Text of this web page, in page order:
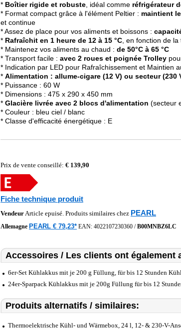
* Boîtier rigide et robuste , idéal comme réfrigérateur
* Format compact grâce à l'élément Peltier : maintient
et continue
* Assez de place pour vos aliments et boissons :
* Rafraîchit en 1 heure de 12 à 15 °C , en fonction de
* Maintenez vos aliments au chaud : de 50°C à 65 °C
* Transport facile : avec 2 roues et poignée Trolley
* Indication par LED pour Rafraîchissement et Maintien
* Alimentation : allume-cigare (12 V) ou secteur (230
* Puissance : 60 W
* Dimensions : 475 x 290 x 450 mm
* Glacière livrée avec 2 blocs d'alimentation (secteur
* Couleur : bleu ciel / blanc
* Classe d'efficacité énergétique : E
Prix de vente conseillé: € 139,90
Fiche technique produit
VendeurArticle epuisé. Produits similaires chez PEARL
Allemagne PEARL € 79,23* EAN: 4022107230360 /B00MNBZ6LC
Accessoires / Les clients ont également
6er-Set Kühlakkus mit je 200 g Füllung, für bis 12 Stunden
24er-Sparpack Kühlakkus mit je 200g Füllung für bis 12
Produits alternatifs / similaires:
Thermoelektrische Kühl- und Wärmebox, 24 l, 12- & 230-V-